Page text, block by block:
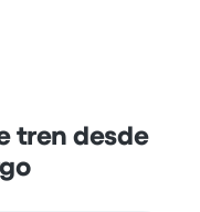
tren desde